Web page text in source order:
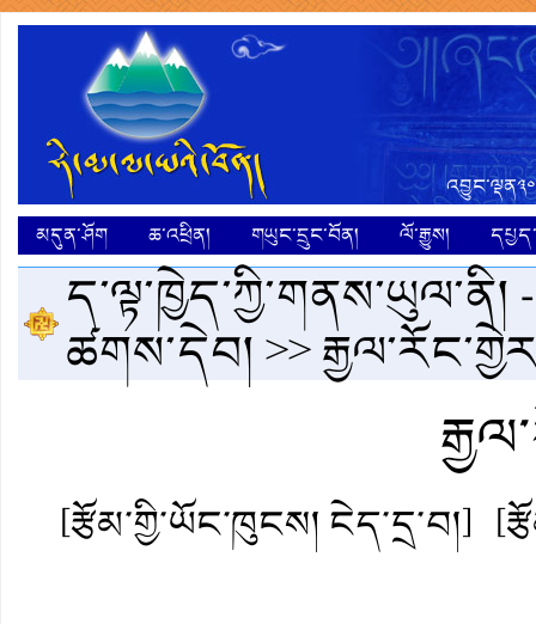
མདུན་ཤོག
ཆ་འཕྲིན། གཡུང་དྲུང་བོན། ལོ་རྒྱུས།
ད་ལྟ་ཁྱེད་ཀྱི་གནས་ཡུལ་ནི།
ཚགས་དེབ།>>
[རྩོམ་གྱི་ཡོང་ཁུངས། ངེད་དྲ་བ།]